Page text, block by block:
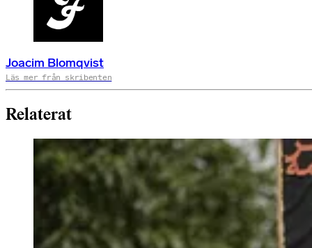
Joacim Blomqvist
Läs mer från skribenten
Relaterat